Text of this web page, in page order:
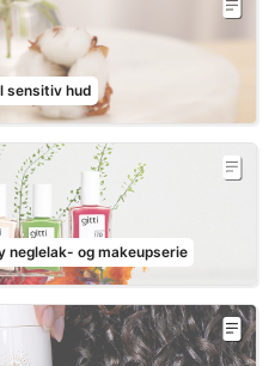
sensitiv hud
neglelak- og makeupserie